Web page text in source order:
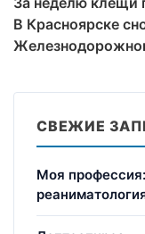
В Красноярске
СВЕЖИЕ
Моя